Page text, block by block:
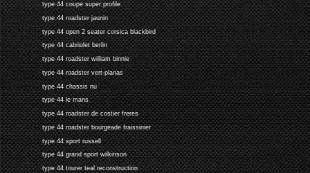
type 44 coupe super profile
type 44 roadster jaunin
type 44 open 2 seater corsica blackbird
type 44 cabriolet berlin
type 44 roadster william binnie
type 44 roadster vert-planas
type 44 chassis nu
type 44 le mans
type 44 roadster de costier freres
type 44 roadster bourgeade fraissinier
type 44 sport russell
type 44 grand sport wilkinson
type 44 tourer teal reconstruction